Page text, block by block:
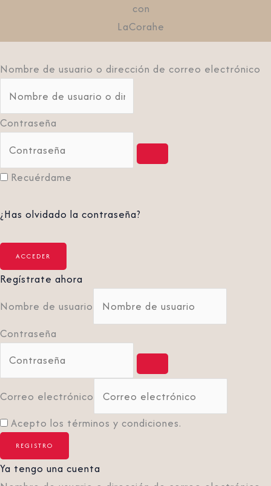
con
LaCorahe
Nombre de usuario o dirección de correo electrónico
Contraseña
Recuérdame
¿Has olvidado la contraseña?
Regístrate ahora
Nombre de usuario
Contraseña
Correo electrónico
Acepto los términos y condiciones.
Ya tengo una cuenta